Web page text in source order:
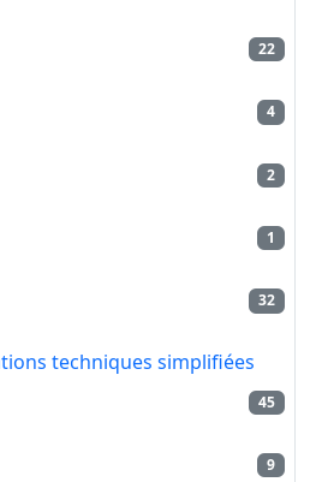
22
4
2
1
32
techniques simplifiées
45
9